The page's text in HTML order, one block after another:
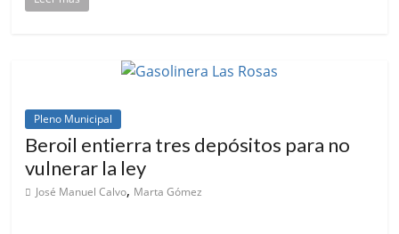
Pleno Municipal
Beroil entierra tres depósitos para no
vulnerar la ley
José Manuel Calvo, Marta Gómez